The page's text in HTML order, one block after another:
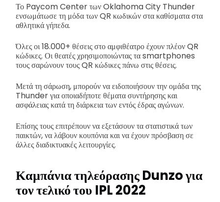
Το Paycom Center των Oklahoma City Thunder
ενσωμάτωσε τη μόδα των QR κωδικών στα καθίσματα στα
αθλητικά γήπεδα.
Όλες οι 18.000+ θέσεις στο αμφιθέατρο έχουν πλέον QR
κώδικες. Οι θεατές χρησιμοποιώντας τα smartphones
τους σαρώνουν τους QR κώδικες πάνω στις θέσεις.
Μετά τη σάρωση, μπορούν να ειδοποιήσουν την ομάδα της
Thunder για οποιαδήποτε θέματα συντήρησης και
ασφάλειας κατά τη διάρκεια των εντός έδρας αγώνων.
Επίσης τους επιτρέπουν να εξετάσουν τα στατιστικά των
παικτών, να λάβουν κουπόνια και να έχουν πρόσβαση σε
άλλες διαδικτυακές λειτουργίες.
Καμπάνια τηλεόρασης Dunzo για
τον τελικό του IPL 2022